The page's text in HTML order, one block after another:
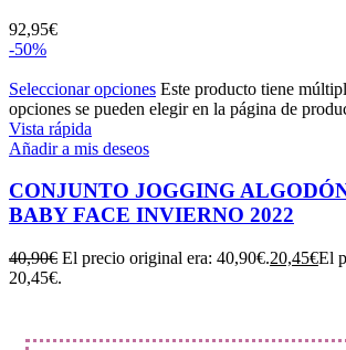
92,95€
-50%
Seleccionar opciones Este producto tiene
opciones se pueden elegir en la página de
Vista rápida
Añadir a mis deseos
CONJUNTO JOGGING
BABY FACE INVIERNO 2022
40,90€ El precio original era: 40,90€.20,45€El
20,45€.